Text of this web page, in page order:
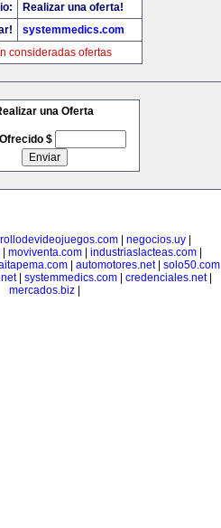
Realizar una oferta!
systemmedics.com
consideradas ofertas
una Oferta
$
| negocios.uy|
moviventa.com industriaslacteas.com
automotores.net| solo50.com
| systemmedics.com credenciales.net|
mercados.biz|